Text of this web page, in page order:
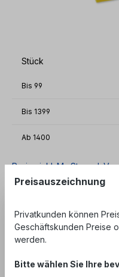
Stück
Bis 99
Bis 1399
Ab 1400
Preise inkl. MwSt. zzgl.
Sofort verfügbar,
Unser Angebot
Einrichtungen.
Endverbraucher.
Preisauszeichnung
Privatkunden können
Geschäftskunden Preise
werden.
Bitte wählen Sie Ihre